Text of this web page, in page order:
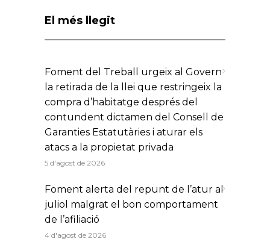
El més llegit
Foment del Treball urgeix al Govern
la retirada de la llei que restringeix la
compra d’habitatge després del
contundent dictamen del Consell de
Garanties Estatutàries i aturar els
atacs a la propietat privada
5 d'agost de 2026
Foment alerta del repunt de l’atur al
juliol malgrat el bon comportament
de l’afiliació
4 d'agost de 2026